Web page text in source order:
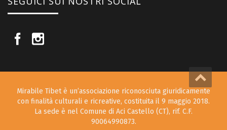
Mirabile Tibet è un’associazione riconosciuta giuridicamente
con finalità culturali e ricreative, costituita il 9 maggio 2018.
La sede è nel Comune di Aci Castello (CT), rif. C.F.
90064990873.